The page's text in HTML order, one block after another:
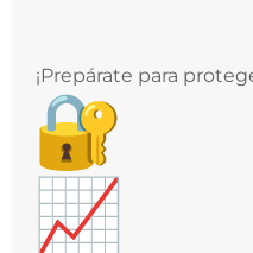
¡Prepárate para